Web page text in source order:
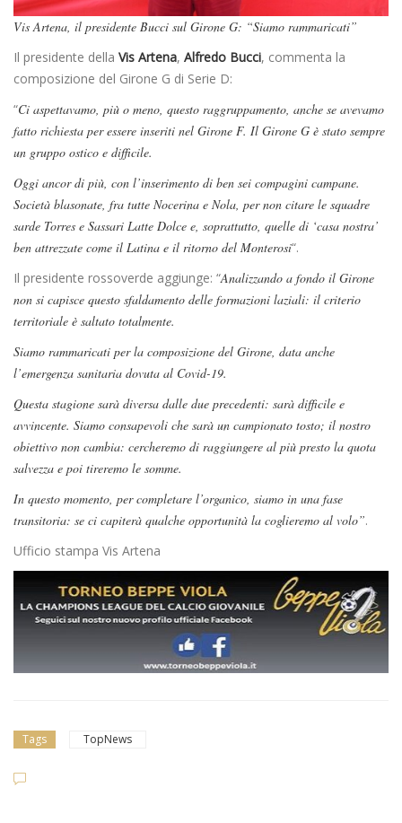
Vis Artena, il presidente Bucci sul Girone G: “Siamo rammaricati”
Il presidente della Vis Artena, Alfredo Bucci, commenta la
composizione del Girone G di Serie D:
“Ci aspettavamo, più o meno, questo raggruppamento, anche se avevamo
fatto richiesta per essere inseriti nel Girone F. Il Girone G è stato sempre
un gruppo ostico e difficile.
Oggi ancor di più, con l’inserimento di ben sei compagini campane.
Società blasonate, fra tutte Nocerina e Nola, per non citare le squadre
sarde Torres e Sassari Latte Dolce e, soprattutto, quelle di ‘casa nostra’
ben attrezzate come il Latina e il ritorno del Monterosi“.
Il presidente rossoverde aggiunge: “Analizzando a fondo il Girone
non si capisce questo sfaldamento delle formazioni laziali: il criterio
territoriale è saltato totalmente.
Siamo rammaricati per la composizione del Girone, data anche
l’emergenza sanitaria dovuta al Covid-19.
Questa stagione sarà diversa dalle due precedenti: sarà difficile e
avvincente. Siamo consapevoli che sarà un campionato tosto; il nostro
obiettivo non cambia: cercheremo di raggiungere al più presto la quota
salvezza e poi tireremo le somme.
In questo momento, per completare l’organico, siamo in una fase
transitoria: se ci capiterà qualche opportunità la coglieremo al volo”.
Ufficio stampa Vis Artena
Tags TopNews